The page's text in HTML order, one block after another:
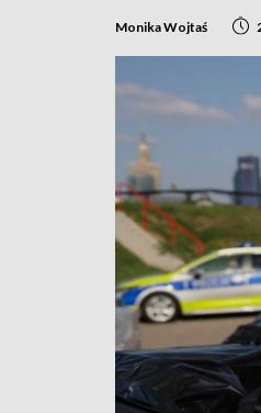
Monika Wojtaś